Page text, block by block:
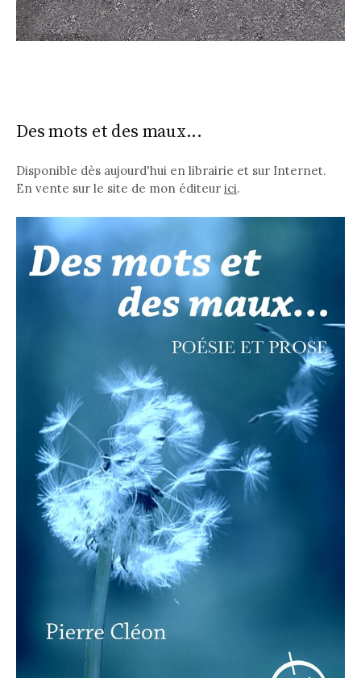
Des mots et des maux...
Disponible dès aujourd'hui en librairie et sur Internet.
En vente sur le site de mon éditeur ici.